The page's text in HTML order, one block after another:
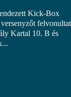
Kick-Box
Kartal 10. B és